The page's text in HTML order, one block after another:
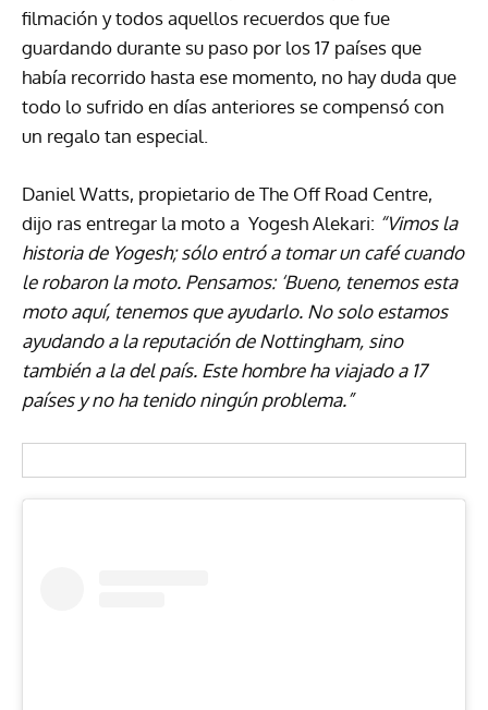
filmación y todos aquellos recuerdos que fue
guardando durante su paso por los 17 países que
había recorrido hasta ese momento, no hay duda que
todo lo sufrido en días anteriores se compensó con
un regalo tan especial.
Daniel Watts, propietario de The Off Road Centre,
dijo ras entregar la moto a Yogesh Alekari: “Vimos la
historia de Yogesh; sólo entró a tomar un café cuando
le robaron la moto. Pensamos: ‘Bueno, tenemos esta
moto aquí, tenemos que ayudarlo. No solo estamos
ayudando a la reputación de Nottingham, sino
también a la del país. Este hombre ha viajado a 17
países y no ha tenido ningún problema.”